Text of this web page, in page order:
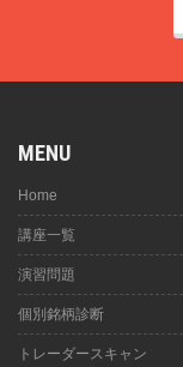
MENU
Home
講座一覧
演習問題
個別銘柄診断
トレーダースキャン